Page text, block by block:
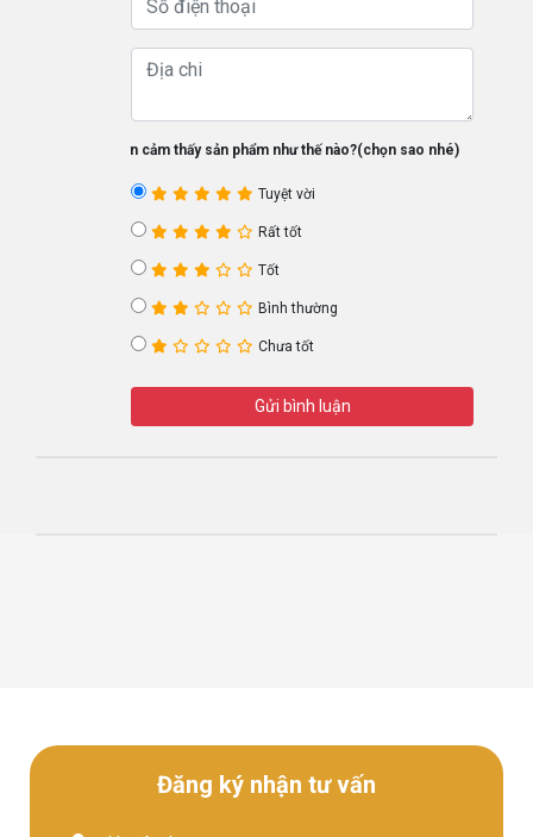
Bạn cảm thấy sản phẩm như thế nào?(chọn sao nhé)
Tuyệt vời
Rất tốt
Tốt
Bình thường
Chưa tốt
Gửi bình luận
Đăng ký nhận tư vấn